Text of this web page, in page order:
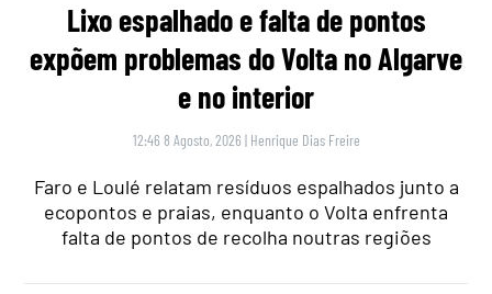
Lixo espalhado e falta de pontos
expõem problemas do Volta no Algarve
e no interior
12:46 8 Agosto, 2026 | Henrique Dias Freire
Faro e Loulé relatam resíduos espalhados junto a
ecopontos e praias, enquanto o Volta enfrenta
falta de pontos de recolha noutras regiões